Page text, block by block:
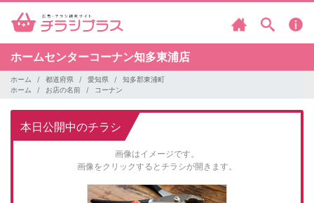
ホームセンターコーナン知多東浦店
ホーム 都道府県 愛知県
知多郡東浦町
ホーム
お店の名前 コーナン
本日公開中のチラシ
画像はイメージです。
画像をクリックするとチラシが開きます。